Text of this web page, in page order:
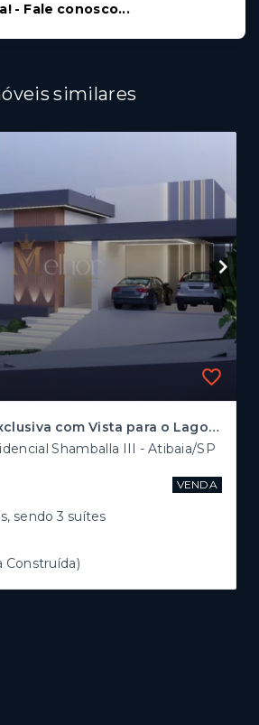
- Fale conosco...
similares
🏡 Residência Exclusiva com Vista para o Lago | RUA MACACO ARANHA
Shamballa III - Atibaia/SP
VENDA
, sendo3 suítes
Construída)